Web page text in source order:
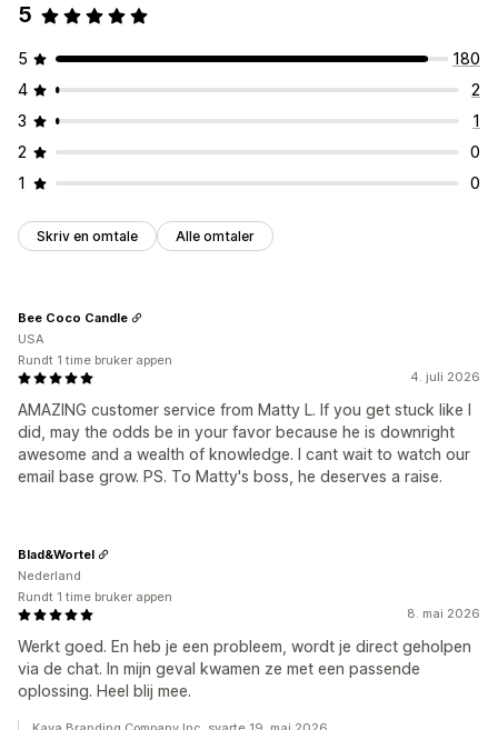
5
5
180
4
2
3
1
2
0
1
0
Skriv en omtale Alle omtaler
4. juli 2026
AMAZING customer service from Matty L. If you get stuck like I
did, may the odds be in your favor because he is downright
awesome and a wealth of knowledge. I cant wait to watch our
email base grow. PS. To Matty's boss, he deserves a raise.
Bee Coco Candle
USA
Rundt 1 time bruker appen
8. mai 2026
Werkt goed. En heb je een probleem, wordt je direct geholpen
via de chat. In mijn geval kwamen ze met een passende
oplossing. Heel blij mee.
Blad&Wortel
Nederland
Rundt 1 time bruker appen